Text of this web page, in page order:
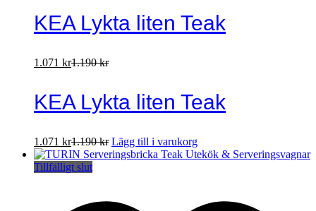
KEA Lykta liten Teak
1.071 kr1.190kr
KEA Lykta liten Teak
1.071 kr1.190kr Lägg till i varukorg
Tillfälligt slut